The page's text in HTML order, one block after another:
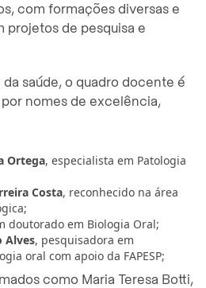
com formações diversas e
de pesquisa e
da saúde, o quadro docente é
nomes de excelência,
Ortega, especialista em Patologia
Costa, reconhecido na área
doutorado em Biologia Oral;
Alves, pesquisadora em
oral com apoio da FAPESP;
como Maria Teresa Botti,